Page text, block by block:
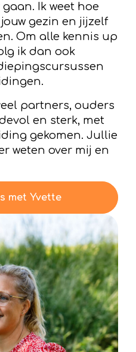
Ik weet hoe
gezin en jijzelf
Om alle kennis up
ik dan ook
partners, ouders
en sterk, met
gekomen. Jullie
weten over mij en
met Yvette